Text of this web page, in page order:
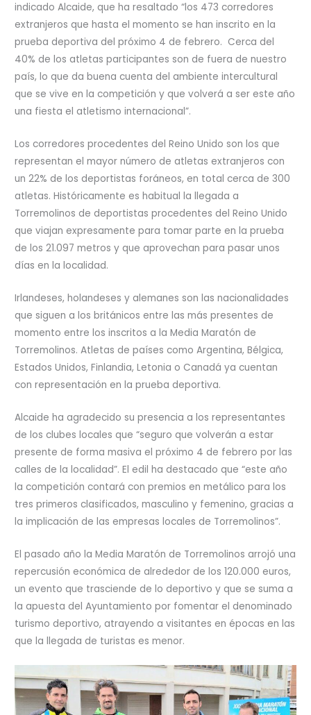
indicado Alcaide, que ha resaltado “los 473 corredores
extranjeros que hasta el momento se han inscrito en la
prueba deportiva del próximo 4 de febrero. Cerca del
40% de los atletas participantes son de fuera de nuestro
país, lo que da buena cuenta del ambiente intercultural
que se vive en la competición y que volverá a ser este año
una fiesta el atletismo internacional”.
Los corredores procedentes del Reino Unido son los que
representan el mayor número de atletas extranjeros con
un 22% de los deportistas foráneos, en total cerca de 300
atletas. Históricamente es habitual la llegada a
Torremolinos de deportistas procedentes del Reino Unido
que viajan expresamente para tomar parte en la prueba
de los 21.097 metros y que aprovechan para pasar unos
días en la localidad.
Irlandeses, holandeses y alemanes son las nacionalidades
que siguen a los británicos entre las más presentes de
momento entre los inscritos a la Media Maratón de
Torremolinos. Atletas de países como Argentina, Bélgica,
Estados Unidos, Finlandia, Letonia o Canadá ya cuentan
con representación en la prueba deportiva.
Alcaide ha agradecido su presencia a los representantes
de los clubes locales que “seguro que volverán a estar
presente de forma masiva el próximo 4 de febrero por las
calles de la localidad”. El edil ha destacado que “este año
la competición contará con premios en metálico para los
tres primeros clasificados, masculino y femenino, gracias a
la implicación de las empresas locales de Torremolinos”.
El pasado año la Media Maratón de Torremolinos arrojó una
repercusión económica de alrededor de los 120.000 euros,
un evento que trasciende de lo deportivo y que se suma a
la apuesta del Ayuntamiento por fomentar el denominado
turismo deportivo, atrayendo a visitantes en épocas en las
que la llegada de turistas es menor.